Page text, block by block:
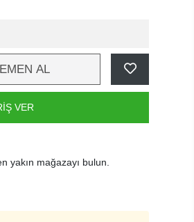
AL
VER
yakın mağazayı bulun.